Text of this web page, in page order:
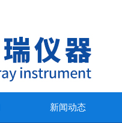
新闻动态